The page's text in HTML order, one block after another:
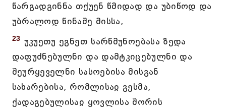
წარგადგინნა თქუენ წმიდად და უბიწოდ და
უბრალოდ წინაშე მისსა,
23 უკუეთუ ეგნეთ სარწმუნოებასა ზედა
დაფუძნებულნი და დამტკიცებულნი და
შეურყეველნი სასოებისა მისგან
სახარებისა, რომლისაჲ გესმა,
ქადაგებულისაჲ ყოვლისა შორის